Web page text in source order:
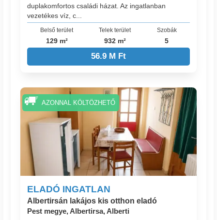
duplakomfortos családi házat. Az ingatlanban
vezetékes víz, c...
Belső terület
129 m²
Telek terület
932 m²
Szobák
5
56.9 M Ft
ELADÓ INGATLAN
Albertirsán lakájos kis otthon eladó
Pest megye, Albertirsa, Alberti
AZONNAL KÖLTÖZHETŐ